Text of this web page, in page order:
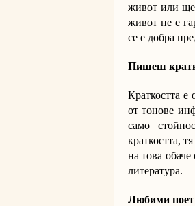
живот или ще
живот не е
се е добра
Пишеш
Краткостта е
от тонове
само
краткостта,
на това
литература.
Любими